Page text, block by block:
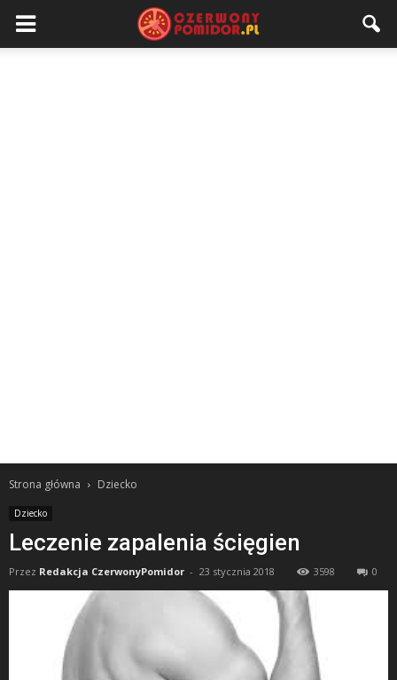
Strona główna Dziecko
Dziecko
Leczenie zapalenia ścięgien
Przez Redakcja CzerwonyPomidor - 23 stycznia 2018 3598 0